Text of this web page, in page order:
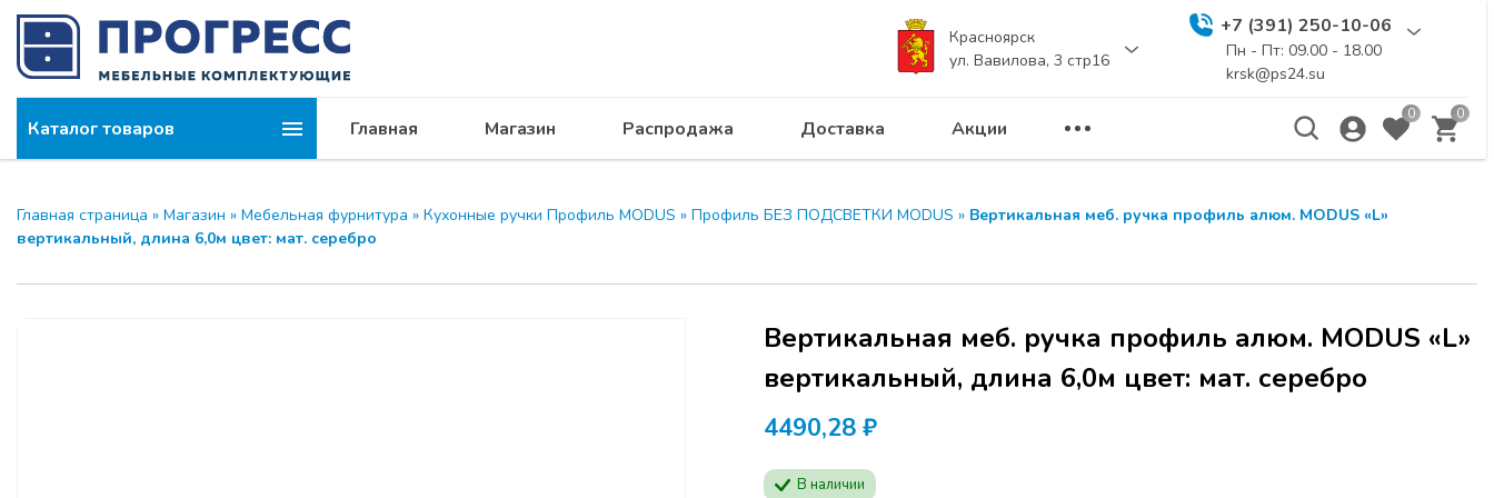
Красноярск
ул. Вавилова, 3 стр16
+7 (391) 250-10-06
Пн - Пт: 09.00 - 18.00
krsk@ps24.su
Каталог товаров Главная Магазин Распродажа Доставка Акции
0 0
Главная страница » Магазин » Мебельная фурнитура » Кухонные ручки Профиль MODUS » Профиль БЕЗ ПОДСВЕТКИ MODUS » Вертикальная меб. ручка профиль алюм. MODUS «L»
вертикальный, длина 6,0м цвет: мат. серебро
Вертикальная меб. ручка профиль алюм. MODUS «L»
вертикальный, длина 6,0м цвет: мат. серебро
4490,28 ₽
В наличии